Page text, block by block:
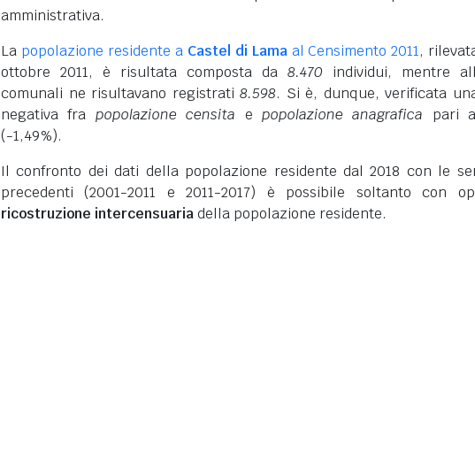
amministrativa.
La popolazione residente a Castel di Lamaal Censimento 2011,
ottobre 2011, è risultata composta da 8.470 individui, mentre
comunali ne risultavano registrati 8.598. Si è, dunque, verificata
negativa fra popolazione censita epopolazione anagrafica pari
(-1,49%).
Il confronto dei dati della popolazione residente dal 2018 con le
precedenti (2001-2011 e 2011-2017) è possibile soltanto con
ricostruzione intercensuariadella popolazione residente.